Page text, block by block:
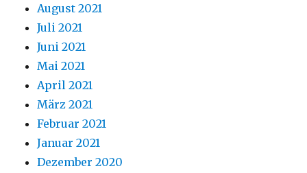
August 2021
Juli 2021
Juni 2021
Mai 2021
April 2021
März 2021
Februar 2021
Januar 2021
Dezember 2020